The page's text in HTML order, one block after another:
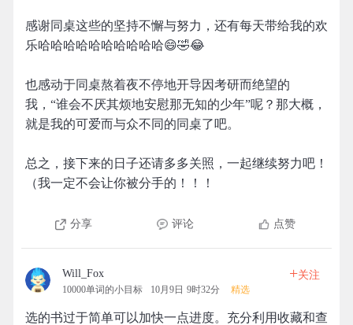
感谢同桌这些的坚持不懈与努力，还有每天带给我的欢
乐哈哈哈哈哈哈哈哈哈哈😄🤣😂
也感动于同桌熬着夜不停地开导因考研而绝望的
我，“谁会不厌其烦地安慰那无知的少年”呢？那大概，
就是我的可爱而与众不同的同桌了吧。
总之，接下来的日子还请多多关照，一起继续努力吧！
（我一定不会让你被分手的！！！
分享 评论 点赞
Will_Fox
10000单词的小目标 10月9日 9时32分 精选
+关注
选的书过于简单可以加快一点进度。充分利用收藏和查